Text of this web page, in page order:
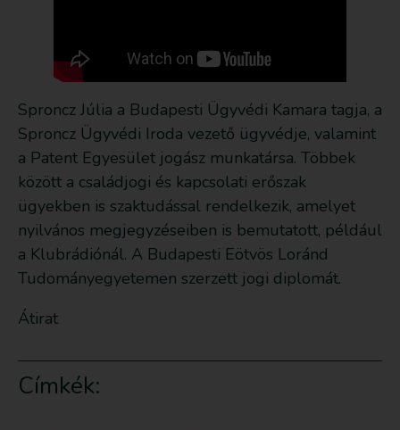
Sproncz Júlia a Budapesti Ügyvédi Kamara tagja, a
Sproncz Ügyvédi Iroda vezető ügyvédje, valamint
a Patent Egyesület jogász munkatársa. Többek
között a családjogi és kapcsolati erőszak
ügyekben is szaktudással rendelkezik, amelyet
nyilvános megjegyzéseiben is bemutatott, például
a Klubrádiónál. A Budapesti Eötvös Loránd
Tudományegyetemen szerzett jogi diplomát.
Átirat
Címkék: